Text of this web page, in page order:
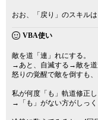
おお、「戻り」のスキル
VBA使い
敵を道「連」れにする。
→あと、自滅する→敵を道
怒りの覚醒で敵を倒すも
私が何度「も」軌道修正
→「も」がない方がしっ